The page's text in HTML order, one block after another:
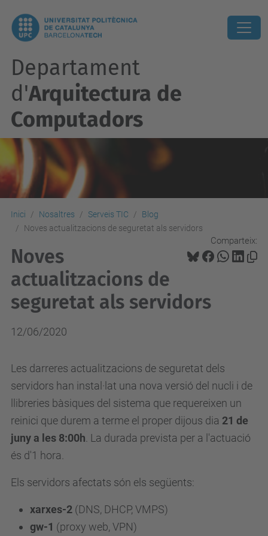
Departament
d'Arquitectura de
Computadors
Inici Nosaltres Serveis TIC
Blog
Noves actualitzacions de seguretat als servidors
Comparteix:
Noves
actualitzacions de
seguretat als servidors
12/06/2020
Les darreres actualitzacions de seguretat dels
servidors han instal·lat una nova versió del nucli i de
llibreries bàsiques del sistema que requereixen un
reinici que durem a terme el proper dijous dia 21 de
juny a les 8:00h . La durada prevista per a l'actuació
és d'1 hora.
Els servidors afectats són els següents:
xarxes-2 (DNS, DHCP, VMPS)
gw-1 (proxy web, VPN)